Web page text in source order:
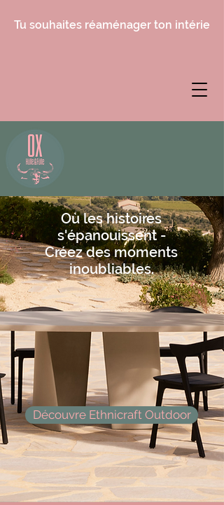
Tu souhaites réaménager ton
Où les histoires
s'épanouissent -
Créez des moments
inoubliables.
Découvre Ethnicraft Outdoor